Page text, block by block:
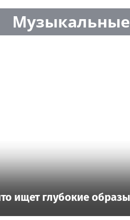
ищет глубокие